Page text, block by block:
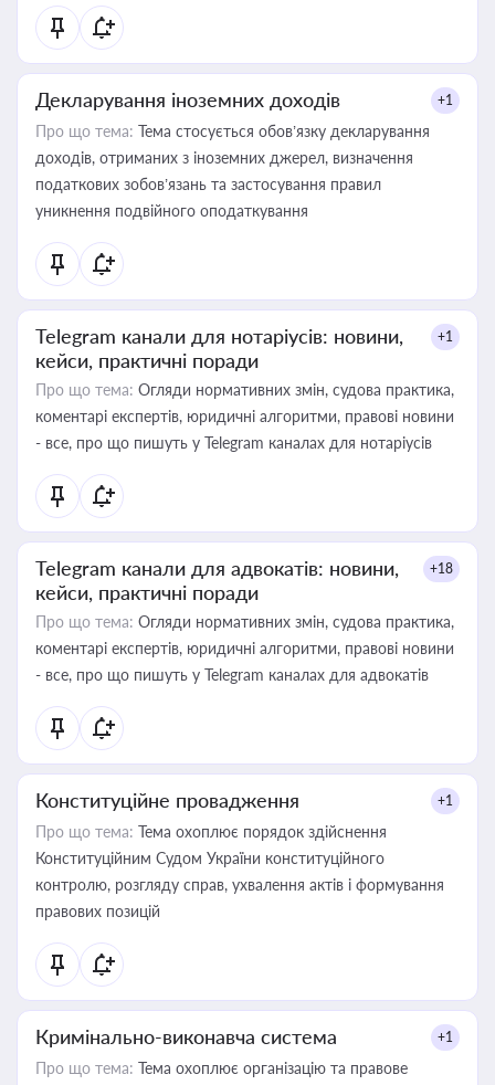
Декларування іноземних доходів +1
Про що тема: Тема стосується обов’язку декларування
доходів, отриманих з іноземних джерел, визначення
податкових зобов’язань та застосування правил
уникнення подвійного оподаткування
Telegram канали для нотаріусів: новини,
кейси, практичні поради
+1
Про що тема: Огляди нормативних змін, судова практика,
коментарі експертів, юридичні алгоритми, правові новини
- все, про що пишуть у Telegram каналах для нотаріусів
Telegram канали для адвокатів: новини,
кейси, практичні поради
+18
Про що тема: Огляди нормативних змін, судова практика,
коментарі експертів, юридичні алгоритми, правові новини
- все, про що пишуть у Telegram каналах для адвокатів
Конституційне провадження +1
Про що тема: Тема охоплює порядок здійснення
Конституційним Судом України конституційного
контролю, розгляду справ, ухвалення актів і формування
правових позицій
Кримінально-виконавча система +1
Про що тема: Тема охоплює організацію та правове